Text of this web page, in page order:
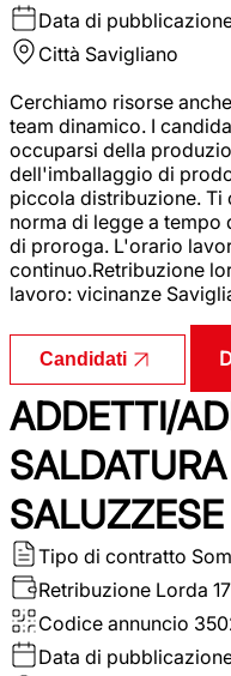
Data di
Città Savigliano
Cerchiamo risorse
team dinamico. I
occuparsi della
dell'imballaggio di
piccola distribuzione.
norma di legge a
di proroga. L'orario
continuo.Retribuzione
lavoro: vicinanze
Candidati
ADDETTI/
SALUZZESE
Tipo di contratto
Retribuzione Lorda
Codice annuncio
Data di